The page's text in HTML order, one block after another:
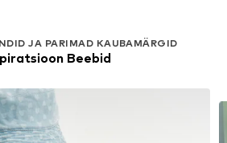
JA PARIMAD KAUBAMÄRGID
Beebid